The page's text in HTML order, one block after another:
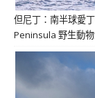
但尼丁：南半球愛
Peninsula 野生動